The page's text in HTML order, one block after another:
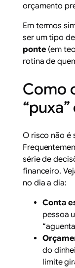
orçamento
Em termos
ser um tipo
ponte (em
rotina de
Como
O risco não é
série de
financeiro.
no dia a dia:
Conta
pessoa
do
limite